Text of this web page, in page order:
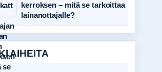
kerroksen – mitä se tarkoittaa
lainanottajalle?
AIHEITA